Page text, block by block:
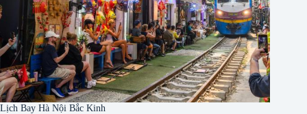
Lịch Bay Hà Nội Bắc Kinh